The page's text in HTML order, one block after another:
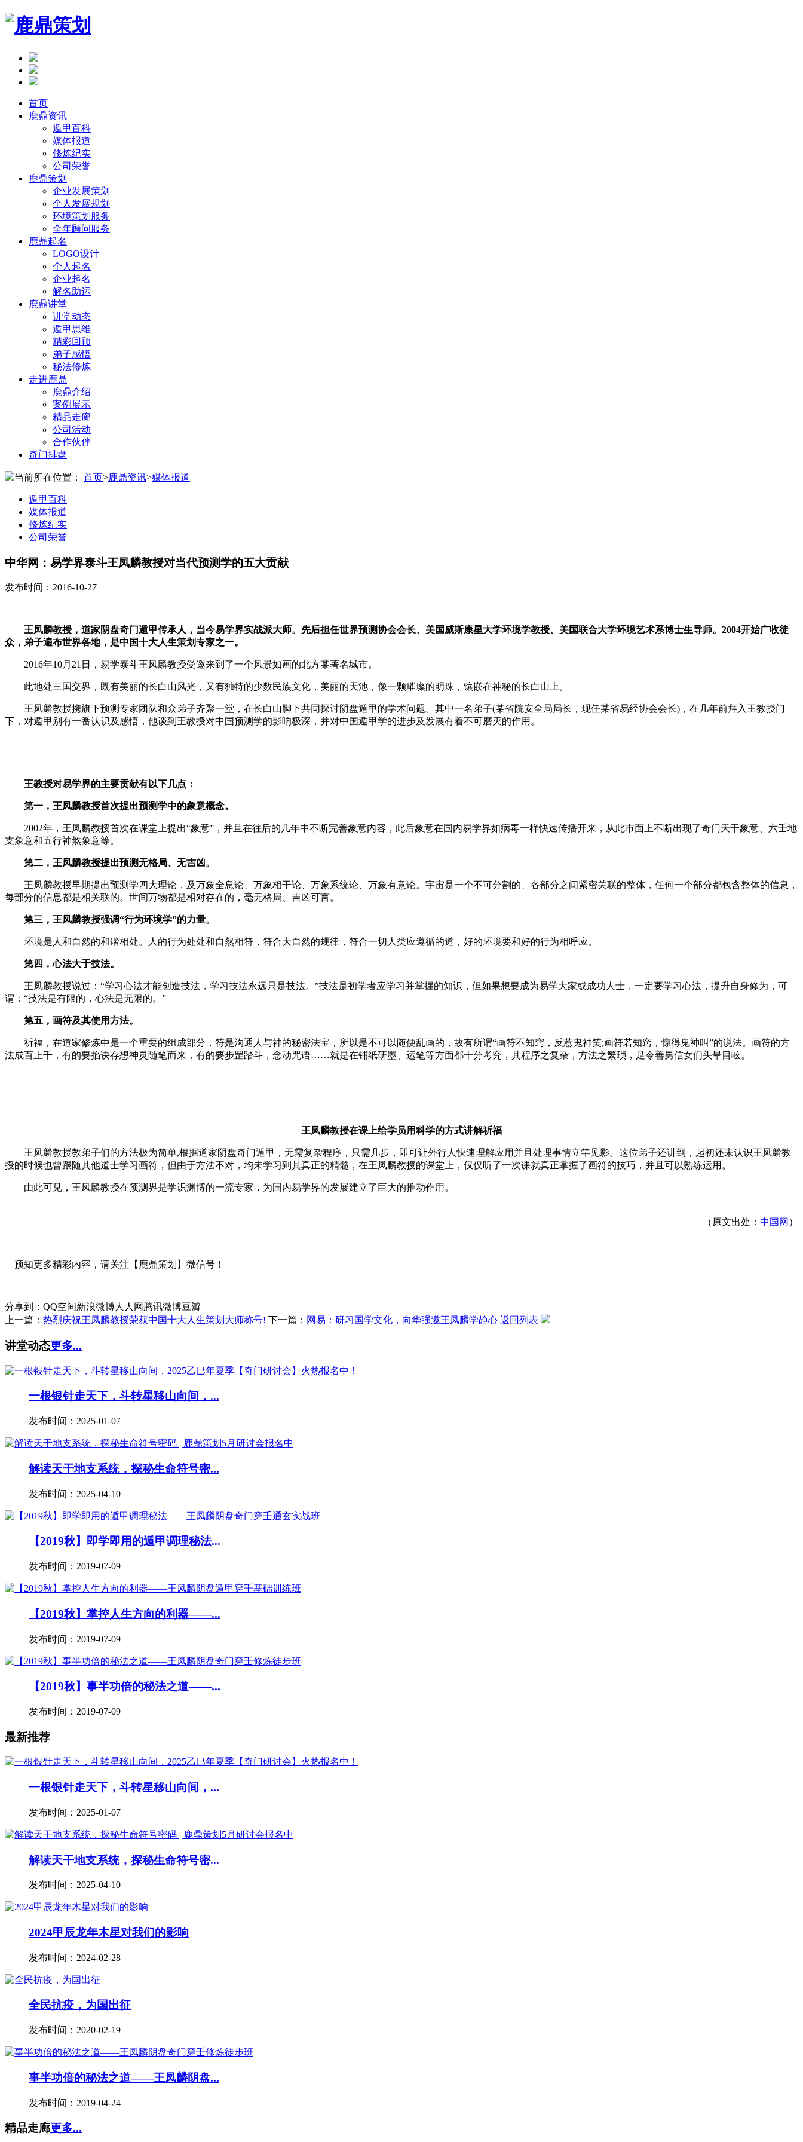
首页
鹿鼎资讯
遁甲百科
媒体报道
修炼纪实
公司荣誉
鹿鼎策划
企业发展策划
个人发展规划
环境策划服务
全年顾问服务
鹿鼎起名
LOGO设计
个人起名
企业起名
解名助运
鹿鼎讲堂
讲堂动态
遁甲思维
精彩回顾
弟子感悟
秘法修炼
走进鹿鼎
鹿鼎介绍
案例展示
精品走廊
公司活动
合作伙伴
奇门排盘
当前所在位置： 首页>鹿鼎资讯>媒体报道
遁甲百科
媒体报道
修炼纪实
公司荣誉
中华网：易学界泰斗王凤麟教授对当代预测学的五大贡献
发布时间：2016-10-27
王凤麟教授，道家阴盘奇门遁甲传承人，当今易学界实战派大师。先后担任世界预测协会会长、美国威斯康星大学环境学教授、美国联合大学环境艺术系博士生导师。2004开始广收徒
众，弟子遍布世界各地，是中国十大人生策划专家之一。
2016年10月21日，易学泰斗王凤麟教授受邀来到了一个风景如画的北方某著名城市。
此地处三国交界，既有美丽的长白山风光，又有独特的少数民族文化，美丽的天池，像一颗璀璨的明珠，镶嵌在神秘的长白山上。
王凤麟教授携旗下预测专家团队和众弟子齐聚一堂，在长白山脚下共同探讨阴盘遁甲的学术问题。其中一名弟子(某省院安全局局长，现任某省易经协会会长)，在几年前拜入王教授门
下，对遁甲别有一番认识及感悟，他谈到王教授对中国预测学的影响极深，并对中国遁甲学的进步及发展有着不可磨灭的作用。
王教授对易学界的主要贡献有以下几点：
第一，王凤麟教授首次提出预测学中的象意概念。
2002年，王凤麟教授首次在课堂上提出“象意”，并且在往后的几年中不断完善象意内容，此后象意在国内易学界如病毒一样快速传播开来，从此市面上不断出现了奇门天干象意、六壬地
支象意和五行神煞象意等。
第二，王凤麟教授提出预测无格局、无吉凶。
王凤麟教授早期提出预测学四大理论，及万象全息论、万象相干论、万象系统论、万象有意论。宇宙是一个不可分割的、各部分之间紧密关联的整体，任何一个部分都包含整体的信息，
每部分的信息都是相关联的。世间万物都是相对存在的，毫无格局、吉凶可言。
第三，王凤麟教授强调“行为环境学”的力量。
环境是人和自然的和谐相处。人的行为处处和自然相符，符合大自然的规律，符合一切人类应遵循的道，好的环境要和好的行为相呼应。
第四，心法大于技法。
王凤麟教授说过：“学习心法才能创造技法，学习技法永远只是技法。”技法是初学者应学习并掌握的知识，但如果想要成为易学大家或成功人士，一定要学习心法，提升自身修为，可
谓：“技法是有限的，心法是无限的。”
第五，画符及其使用方法。
祈福，在道家修炼中是一个重要的组成部分，符是沟通人与神的秘密法宝，所以是不可以随便乱画的，故有所谓“画符不知窍，反惹鬼神笑;画符若知窍，惊得鬼神叫”的说法。画符的方
法成百上千，有的要掐诀存想神灵随笔而来，有的要步罡踏斗，念动咒语……就是在铺纸研墨、运笔等方面都十分考究，其程序之复杂，方法之繁琐，足令善男信女们头晕目眩。
王凤麟教授在课上给学员用科学的方式讲解祈福
王凤麟教授教弟子们的方法极为简单,根据道家阴盘奇门遁甲，无需复杂程序，只需几步，即可让外行人快速理解应用并且处理事情立竿见影。这位弟子还讲到，起初还未认识王凤麟教
授的时候也曾跟随其他道士学习画符，但由于方法不对，均未学习到其真正的精髓，在王凤麟教授的课堂上，仅仅听了一次课就真正掌握了画符的技巧，并且可以熟练运用。
由此可见，王凤麟教授在预测界是学识渊博的一流专家，为国内易学界的发展建立了巨大的推动作用。
（原文出处： 中国网 ）
预知更多精彩内容，请关注【鹿鼎策划】微信号！
分享到： QQ空间新浪微博人人网 腾讯微博豆瓣
上一篇： 热烈庆祝王凤麟教授荣获中国十大人生策划大师称号! 下一篇： 网易：研习国学文化，向华强邀王凤麟学静心 返回列表
讲堂动态更多...
一根银针走天下，斗转星移山向间，...
发布时间：2025-01-07
解读天干地支系统，探秘生命符号密...
发布时间：2025-04-10
【2019秋】即学即用的遁甲调理秘法...
发布时间：2019-07-09
【2019秋】掌控人生方向的利器——...
发布时间：2019-07-09
【2019秋】事半功倍的秘法之道——...
发布时间：2019-07-09
最新推荐
一根银针走天下，斗转星移山向间，...
发布时间：2025-01-07
解读天干地支系统，探秘生命符号密...
发布时间：2025-04-10
2024甲辰龙年木星对我们的影响
发布时间：2024-02-28
全民抗疫，为国出征
发布时间：2020-02-19
事半功倍的秘法之道——王凤麟阴盘...
发布时间：2019-04-24
精品走廊更多...